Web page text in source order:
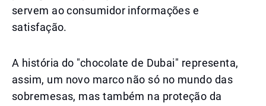
servem ao consumidor informações e
satisfação.
A história do "chocolate de Dubai" representa,
assim, um novo marco não só no mundo das
sobremesas, mas também na proteção da